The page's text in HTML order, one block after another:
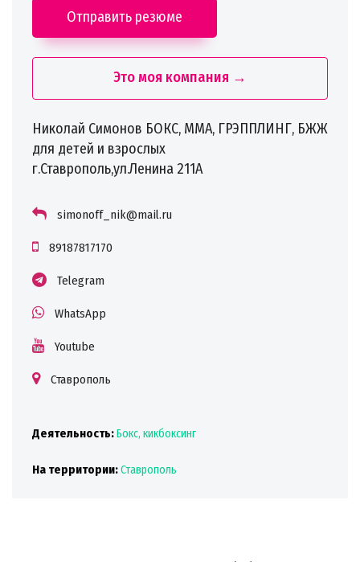
Отправить резюме
Это моя компания →
Николай Симонов БОКС, ММА, ГРЭППЛИНГ, БЖЖ
для детей и взрослых ‍‍
г.Ставрополь,ул.Ленина 211А
simonoff_nik@mail.ru
89187817170
Telegram
WhatsApp
Youtube
Ставрополь
Деятельность:Бокс, кикбоксинг
На территории:Ставрополь